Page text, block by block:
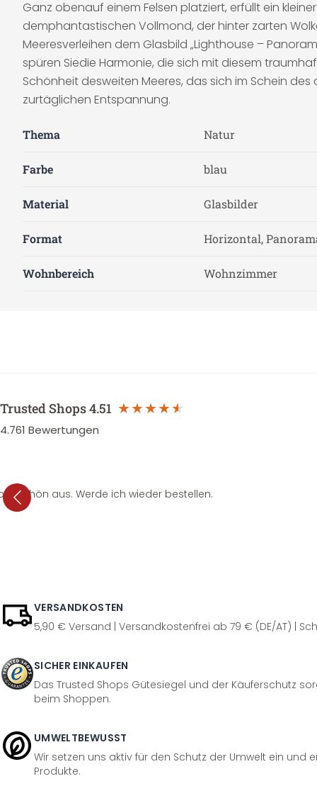
Ganz obenauf einem Felsen platziert, erfüllt ein
demphantastischen Vollmond, der hinter zarten
Meeresverleihen dem Glasbild „Lighthouse –
spüren Siedie Harmonie, die sich mit diesem
Schönheit desweiten Meeres, das sich im Schein
zurtäglichen Entspannung.
Thema Natur
Farbe blau
Material Glasbilder
Format Horizontal,
Wohnbereich Wohnzimmer
Trusted Shops4.51
4.761 Bewertungen
schön aus. Werde ich wieder bestellen.
VERSANDKOSTEN
5,90 € Versand | Versandkostenfrei ab 79 € (DE/AT) |
SICHER EINKAUFEN
Das Trusted Shops Gütesiegel und der Käuferschutz
beim Shoppen.
UMWELTBEWUSST
Wir setzen uns aktiv für den Schutz der Umwelt ein und
Produkte.